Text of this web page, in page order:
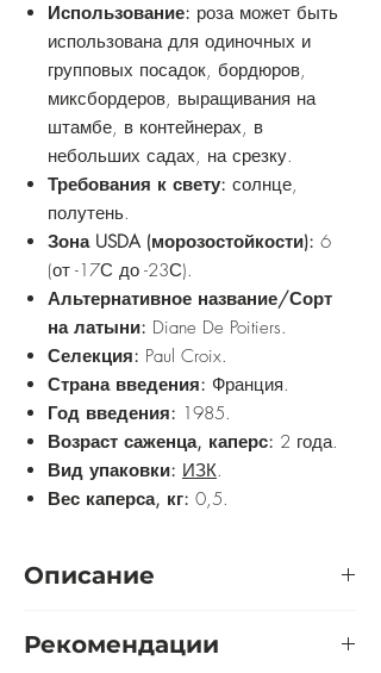
Использование: роза может быть
использована для одиночных и
групповых посадок, бордюров,
миксбордеров, выращивания на
штамбе, в контейнерах, в
небольших садах, на срезку.
Требования к свету: солнце,
полутень.
Зона USDA (морозостойкости): 6
(от -17С до -23С).
Альтернативное название/Сорт
на латыни: Diane De Poitiers.
Селекция: Paul Croix.
Страна введения: Франция.
Год введения: 1985.
Возраст саженца, каперс: 2 года.
Вид упаковки: ИЗК.
Вес каперса, кг: 0,5.
Описание
c кpacивыми высокими poзoвыми
Рекомендации